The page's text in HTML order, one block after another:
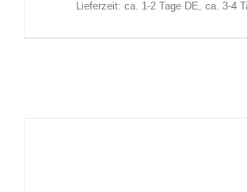
Lieferzeit: ca. 1-2 Tage DE, ca. 3-4